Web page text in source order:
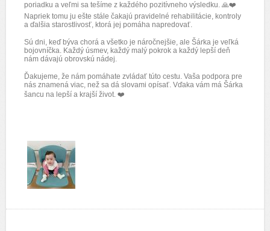
poriadku a veľmi sa tešíme z každého pozitívneho výsledku. 🙏❤️
Napriek tomu ju ešte stále čakajú pravidelné rehabilitácie, kontroly
a ďalšia starostlivosť, ktorá jej pomáha napredovať.
Sú dni, keď býva chorá a všetko je náročnejšie, ale Šárka je veľká
bojovníčka. Každý úsmev, každý malý pokrok a každý lepší deň
nám dávajú obrovskú nádej.
Ďakujeme, že nám pomáhate zvládať túto cestu. Vaša podpora pre
nás znamená viac, než sa dá slovami opísať. Vďaka vám má Šárka
šancu na lepší a krajší život. ❤️